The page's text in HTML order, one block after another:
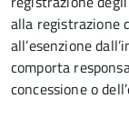
alla registrazione
all’esenzione
comporta
concessione o